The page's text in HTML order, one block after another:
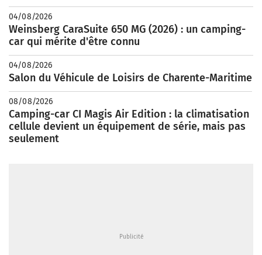
04/08/2026
Weinsberg CaraSuite 650 MG (2026) : un camping-
car qui mérite d'être connu
04/08/2026
Salon du Véhicule de Loisirs de Charente-Maritime
08/08/2026
Camping-car CI Magis Air Edition : la climatisation
cellule devient un équipement de série, mais pas
seulement